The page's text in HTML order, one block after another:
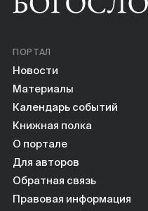
ПОРТАЛ
Новости
Материалы
Календарь событий
Книжная полка
О портале
Для авторов
Обратная связь
Правовая информация